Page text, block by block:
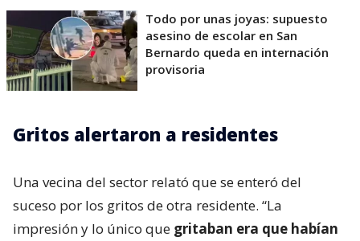
Todo por unas joyas: supuesto
asesino de escolar en San
Bernardo queda en internación
provisoria
Gritos alertaron a residentes
Una vecina del sector relató que se enteró del
suceso por los gritos de otra residente. “La
impresión y lo único que gritaban era que habían